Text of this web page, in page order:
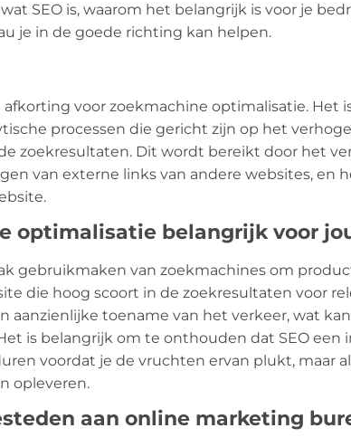
SEO is, waarom het belangrijk is voor je
je in de goede richting kan helpen.
afkorting voor zoekmachine optimalisatie. Het
processen die gericht zijn op het
zoekresultaten. Dit wordt bereikt door het
van externe links van andere websites, en
optimalisatie belangrijk voor
gebruikmaken van zoekmachines om
die hoog scoort in de zoekresultaten voor
aanzienlijke toename van het verkeer, wat
is belangrijk om te onthouden dat SEO een
voordat je de vruchten ervan plukt, maar
opleveren.
aan online marketing